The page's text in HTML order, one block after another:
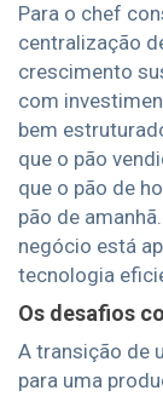
Para o chef
centralização
crescimento
com
bem
que o pão
que o pão de
pão de
negócio está
tecnologia
Os desafios
A transição de
para uma